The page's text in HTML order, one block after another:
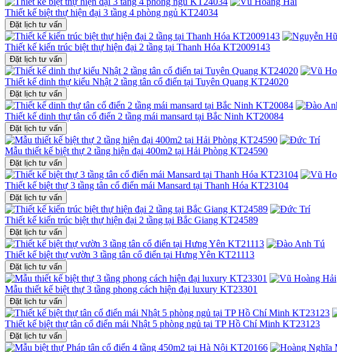
Thiết kế biệt thự hiện đại 3 tầng 4 phòng ngủ KT24034
Đặt lịch tư vấn
Thiết kế kiến trúc biệt thự hiện đại 2 tầng tại Thanh Hóa KT2009143
Đặt lịch tư vấn
Thiết kế dinh thự kiểu Nhật 2 tầng tân cổ điển tại Tuyên Quang KT24020
Đặt lịch tư vấn
Thiết kế dinh thự tân cổ điển 2 tầng mái mansard tại Bắc Ninh KT20084
Đặt lịch tư vấn
Mẫu thiết kế biệt thự 2 tầng hiện đại 400m2 tại Hải Phòng KT24590
Đặt lịch tư vấn
Thiết kế biệt thự 3 tầng tân cổ điển mái Mansard tại Thanh Hóa KT23104
Đặt lịch tư vấn
Thiết kế kiến trúc biệt thự hiện đại 2 tầng tại Bắc Giang KT24589
Đặt lịch tư vấn
Thiết kế biệt thự vườn 3 tầng tân cổ điển tại Hưng Yên KT21113
Đặt lịch tư vấn
Mẫu thiết kế biệt thự 3 tầng phong cách hiện đại luxury KT23301
Đặt lịch tư vấn
Thiết kế biệt thự tân cổ điển mái Nhật 5 phòng ngủ tại TP Hồ Chí Minh KT23123
Đặt lịch tư vấn